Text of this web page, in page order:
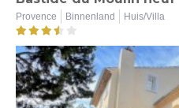
Ja (2)
Nee (9)
Verwarmd zwembad
Provence Binnenland Huis/Villa